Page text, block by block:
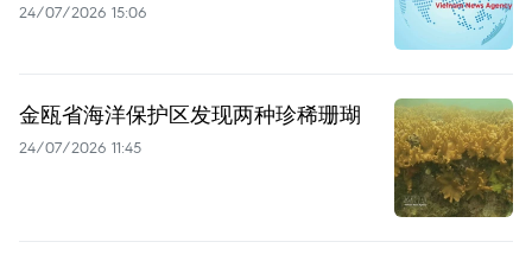
24/07/2026 15:06
金瓯省海洋保护区发现两种珍稀珊瑚
24/07/2026 11:45